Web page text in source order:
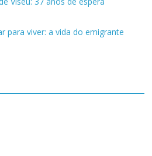
para viver: a vida do emigrante